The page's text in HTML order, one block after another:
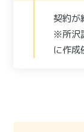
契約が
※所沢
に作成